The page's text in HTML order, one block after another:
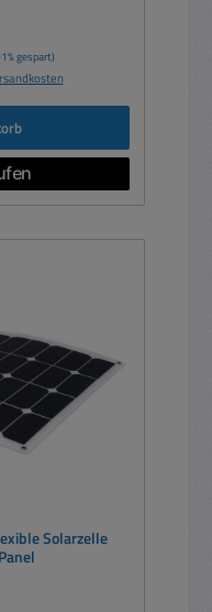
gespart)
Solarzelle